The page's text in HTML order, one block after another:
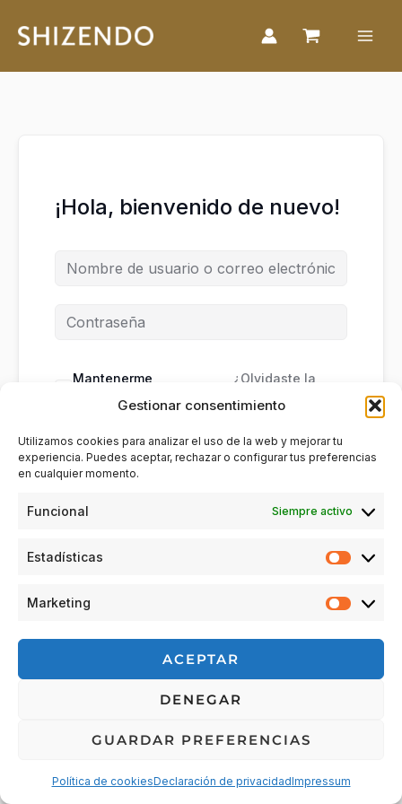
Gestionar consentimiento
Utilizamos cookies para analizar el uso de la web y mejorar tu
experiencia. Puedes aceptar, rechazar o configurar tus preferencias
en cualquier momento.
Funcional Siempre activo
Estadísticas
Marketing
ACEPTAR
DENEGAR
GUARDAR PREFERENCIAS
Política de cookiesDeclaración de privacidadImpressum
¡Hola, bienvenido de nuevo!
Mantenerme
conectado
¿Olvidaste la
contraseña?
Acceder
Aviso legal|Política de privacidad|Política de Cookies|
Terminos y condiciones | Cancelaciones, devoluciones y